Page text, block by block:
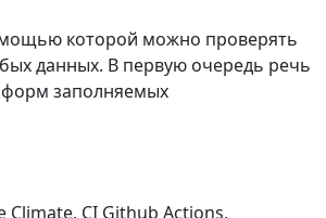
которой можно проверять
данных. В первую очередь речь
заполняемых
Climate, CI Github Actions,